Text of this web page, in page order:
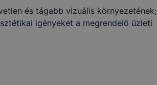
és tágabb vizuális környezetének;
igényeket a megrendelő üzleti